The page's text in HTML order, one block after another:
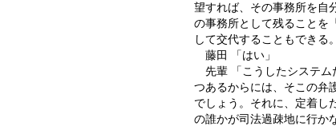
望すれば、その事務所を自
の事務所として残ることを
して交代することもできる
藤田 「はい」
先輩 「こうしたシステ
つあるからには、そこの弁
でしょう。それに、定着し
の誰かが司法過疎地に行か